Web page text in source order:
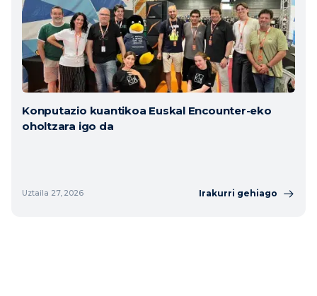
Konputazio kuantikoa Euskal Encounter-eko
oholtzara igo da
Uztaila 27, 2026 Irakurri gehiago